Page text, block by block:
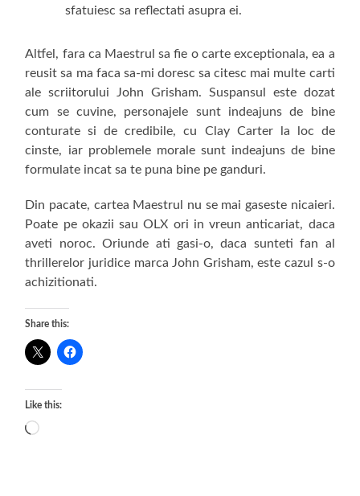
sfatuiesc sa reflectati asupra ei.
Altfel, fara ca Maestrul sa fie o carte exceptionala, ea a
reusit sa ma faca sa-mi doresc sa citesc mai multe carti
ale scriitorului John Grisham. Suspansul este dozat
cum se cuvine, personajele sunt indeajuns de bine
conturate si de credibile, cu Clay Carter la loc de
cinste, iar problemele morale sunt indeajuns de bine
formulate incat sa te puna bine pe ganduri.
Din pacate, cartea Maestrul nu se mai gaseste nicaieri.
Poate pe okazii sau OLX ori in vreun anticariat, daca
aveti noroc. Oriunde ati gasi-o, daca sunteti fan al
thrillerelor juridice marca John Grisham, este cazul s-o
achizitionati.
Share this:
Like this:
Loading…